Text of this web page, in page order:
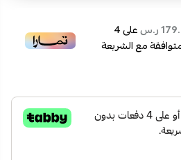
متوفرة
متوفرة
ر.س على4
مع الشريعة